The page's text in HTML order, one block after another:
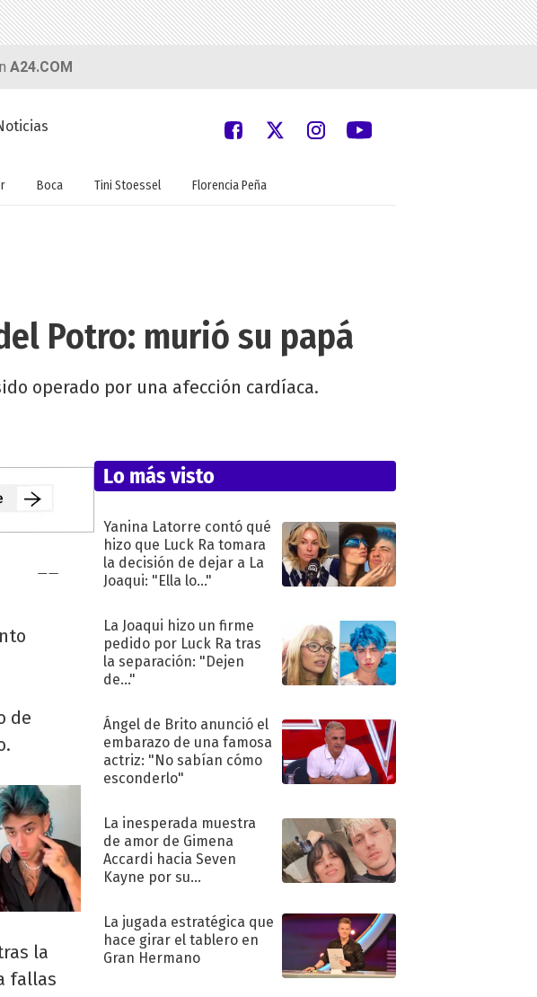
A24.COM
Boca Tini Stoessel Florencia Peña
Potro: murió su papá
operado por una afección cardíaca.
de
la
fallas
Lo más visto
Yanina Latorre contó qué
hizo que Luck Ra tomara
la decisión de dejar a La
Joaqui: "Ella lo..."
La Joaqui hizo un firme
pedido por Luck Ra tras
la separación: "Dejen
de..."
Ángel de Brito anunció el
embarazo de una famosa
actriz: "No sabían cómo
esconderlo"
La inesperada muestra
de amor de Gimena
Accardi hacia Seven
Kayne por su
La jugada estratégica que
hace girar el tablero en
Gran Hermano